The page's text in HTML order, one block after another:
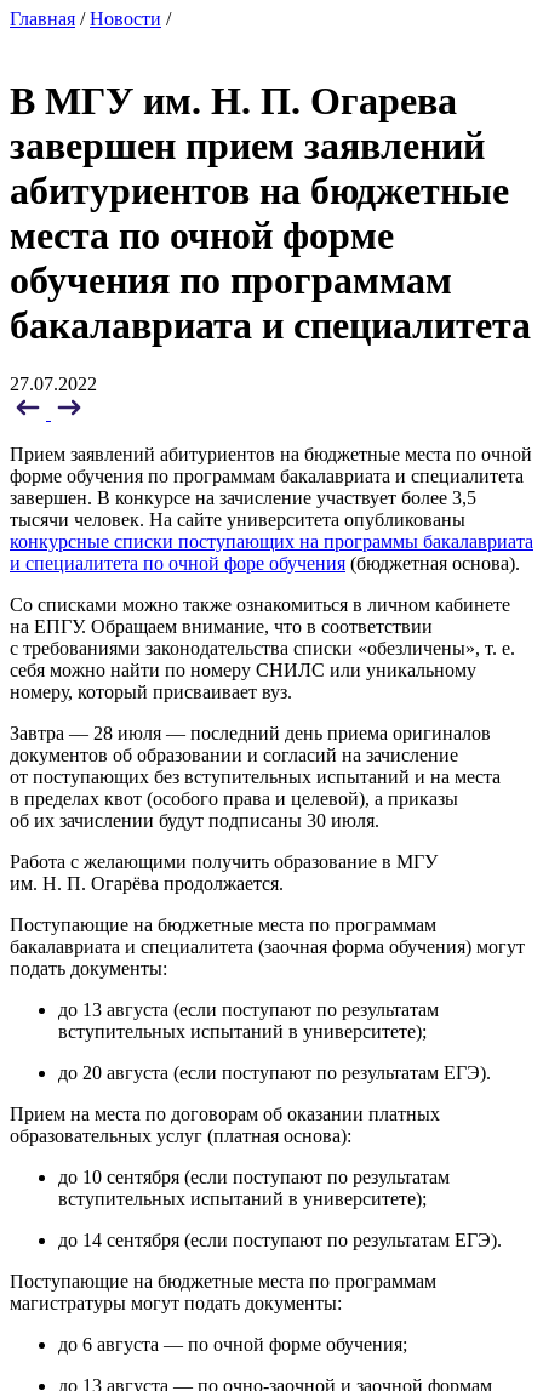
Главная /Новости /
В МГУ им. Н. П. Огарева
завершен прием заявлений
абитуриентов на бюджетные
места по очной форме
обучения по программам
бакалавриата и специалитета
27.07.2022
Прием заявлений абитуриентов на бюджетные места по очной
форме обучения по программам бакалавриата и специалитета
завершен. В конкурсе на зачисление участвует более 3,5
тысячи человек. На сайте университета опубликованы
конкурсные списки поступающих на программы бакалавриата
и специалитета по очной форе обучения (бюджетная основа).
Со списками можно также ознакомиться в личном кабинете
на ЕПГУ. Обращаем внимание, что в соответствии
с требованиями законодательства списки «обезличены», т. е.
себя можно найти по номеру СНИЛС или уникальному
номеру, который присваивает вуз.
Завтра — 28 июля — последний день приема оригиналов
документов об образовании и согласий на зачисление
от поступающих без вступительных испытаний и на места
в пределах квот (особого права и целевой), а приказы
об их зачислении будут подписаны 30 июля.
Работа с желающими получить образование в МГУ
им. Н. П. Огарёва продолжается.
Поступающие на бюджетные места по программам
бакалавриата и специалитета (заочная форма обучения) могут
подать документы:
до 13 августа (если поступают по результатам
вступительных испытаний в университете);
до 20 августа (если поступают по результатам ЕГЭ).
Прием на места по договорам об оказании платных
образовательных услуг (платная основа):
до 10 сентября (если поступают по результатам
вступительных испытаний в университете);
до 14 сентября (если поступают по результатам ЕГЭ).
Поступающие на бюджетные места по программам
магистратуры могут подать документы:
до 6 августа — по очной форме обучения;
до 13 августа — по очно-заочной и заочной формам